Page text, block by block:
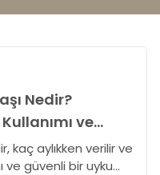
Nedir?
ve
kaç aylıkken verilir ve
ve güvenli bir uyku